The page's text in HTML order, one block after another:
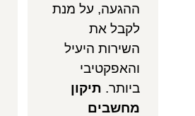
ההגעה, על מנת
לקבל את
השירות היעיל
והאפקטיבי
ביותר. תיקון
מחשבים